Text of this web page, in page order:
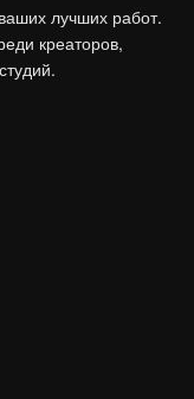
лучших работ.
креаторов,